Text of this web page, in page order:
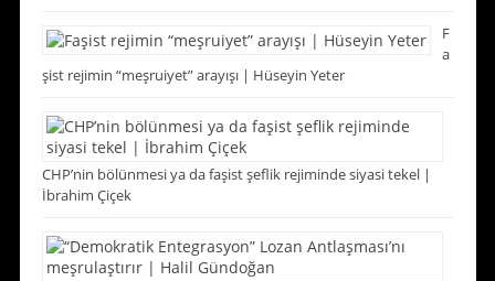
F
a
şist rejimin “meşruiyet” arayışı | Hüseyin Yeter
CHP’nin bölünmesi ya da faşist şeflik rejiminde siyasi tekel |
İbrahim Çiçek